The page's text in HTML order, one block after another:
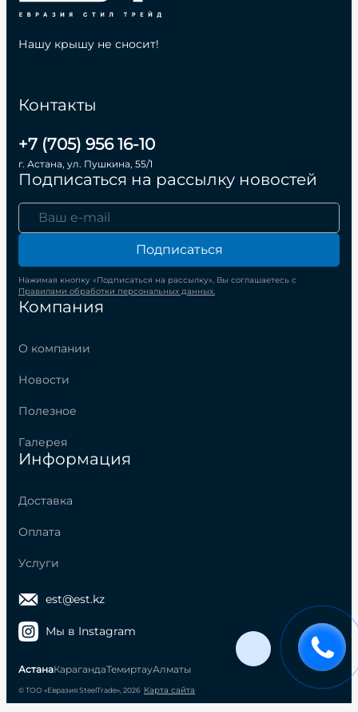
Компания
О компании
Новости
Полезное
Галерея
Информация
Доставка
Оплата
Услуги
Контакты
+7 (705) 956 16-10
г. Астана, ул. Пушкина, 55/1
Подписаться на рассылку новостей
Подписаться
Нажимая кнопку «Подписаться на рассылку», Вы соглашаетесь с
Правилами обработки персональных данных.
Нашу крышу не сносит!
est@est.kz
Мы в Instagram
АстанаКарагандаТемиртауАлматы
© ТОО «Евразия SteelTrade», 2026 Карта сайта